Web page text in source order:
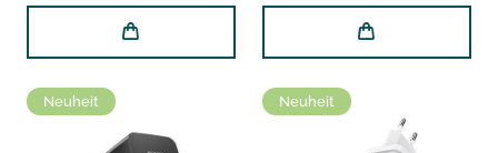
Neuheit Neuheit